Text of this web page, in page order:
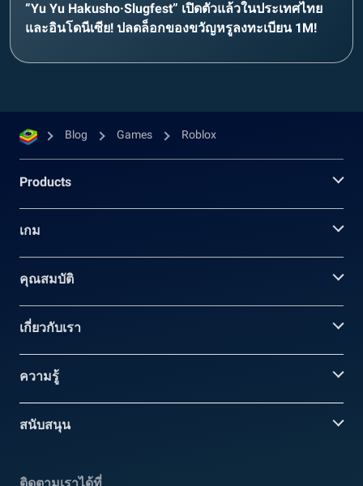
“Yu Yu Hakusho·Slugfest” เปิดตัวแล้วในประเทศไทย
และอินโดนีเซีย! ปลดล็อกของขวัญหรูลงทะเบียน 1M!
Blog Games Roblox
Products
เกม
คุณสมบัติ
เกี่ยวกับเรา
ความรู้
สนับสนุน